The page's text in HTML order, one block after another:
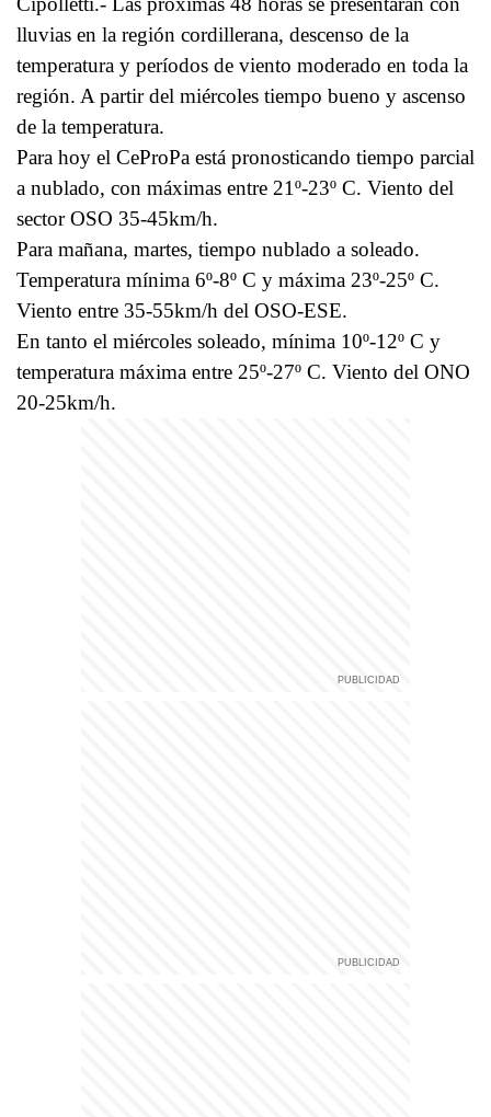
lluvias en la región cordillerana, descenso de la
temperatura y períodos de viento moderado en toda la
región. A partir del miércoles tiempo bueno y ascenso
de la temperatura.
Para hoy el CeProPa está pronosticando tiempo parcial
a nublado, con máximas entre 21º-23º C. Viento del
sector OSO 35-45km/h.
Para mañana, martes, tiempo nublado a soleado.
Temperatura mínima 6º-8º C y máxima 23º-25º C.
Viento entre 35-55km/h del OSO-ESE.
En tanto el miércoles soleado, mínima 10º-12º C y
temperatura máxima entre 25º-27º C. Viento del ONO
20-25km/h.